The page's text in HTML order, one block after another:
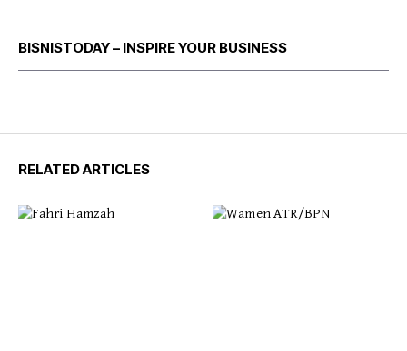
BISNISTODAY – INSPIRE YOUR BUSINESS
RELATED ARTICLES